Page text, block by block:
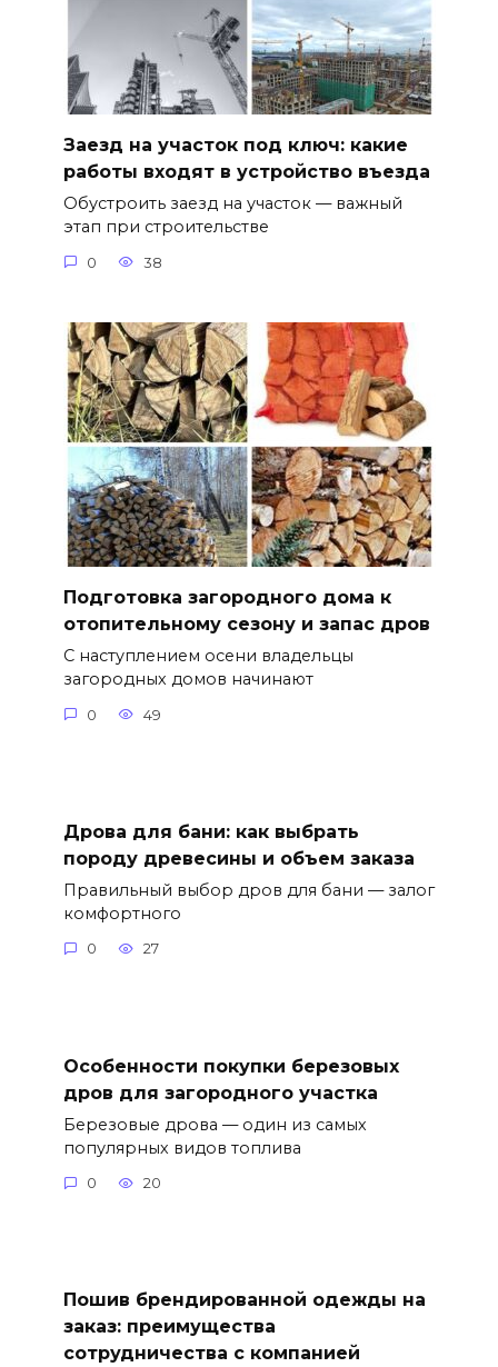
Заезд на участок под ключ: какие
работы входят в устройство въезда
Обустроить заезд на участок — важный
этап при строительстве
0 38
Подготовка загородного дома к
отопительному сезону и запас дров
С наступлением осени владельцы
загородных домов начинают
0 49
Дрова для бани: как выбрать
породу древесины и объем заказа
Правильный выбор дров для бани — залог
комфортного
0 27
Особенности покупки березовых
дров для загородного участка
Березовые дрова — один из самых
популярных видов топлива
0 20
Пошив брендированной одежды на
заказ: преимущества
сотрудничества с компанией